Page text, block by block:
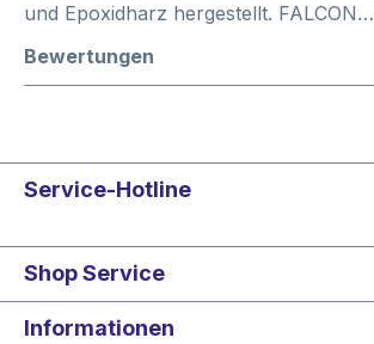
und Epoxidharz hergestellt. FALCON…
Bewertungen
Service-Hotline
Shop Service
Informationen